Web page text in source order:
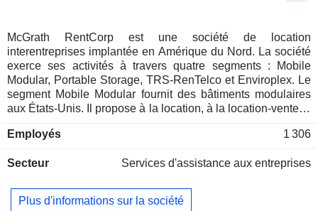
McGrath RentCorp est une société de location
interentreprises implantée en Amérique du Nord. La société
exerce ses activités à travers quatre segments : Mobile
Modular, Portable Storage, TRS-RenTelco et Enviroplex. Le
segment Mobile Modular fournit des bâtiments modulaires
aux États-Unis. Il propose à la location, à la location-vente et
personnalisables, des remorques de bureau mobiles, des
des toilettes préfabriquées et bien plus encore. Le parc de
conteneurs en acier, utilisés pour fournir une solution de
stockage temporaire livrée sur le site du client. Le segment
Employés 1 306
Secteur Services d'assistance aux entreprises
Plus d'informations sur la société